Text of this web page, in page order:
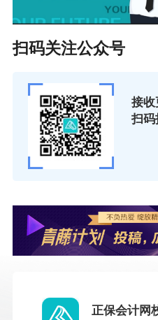
扫码关注公众号
接收
扫码
正保会计网